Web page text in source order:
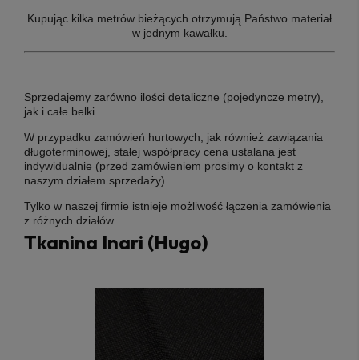
Kupując kilka metrów bieżących otrzymują Państwo materiał
w jednym kawałku.
Sprzedajemy zarówno ilości detaliczne (pojedyncze metry),
jak i całe belki.
W przypadku zamówień hurtowych, jak również zawiązania
długoterminowej, stałej współpracy cena ustalana jest
indywidualnie (przed zamówieniem prosimy o kontakt z
naszym działem sprzedaży).
Tylko w naszej firmie istnieje możliwość łączenia zamówienia
z różnych działów.
Tkanina Inari (Hugo)